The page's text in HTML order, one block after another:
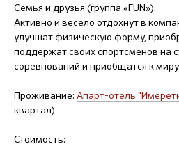
Семья и друзья (группа «FUN»):
Активно и весело отдохнут в
улучшат физическую форму,
поддержат своих спортсменов на
соревнований и приобщатся к
Проживание: Апарт-отель
квартал)
Стоимость: